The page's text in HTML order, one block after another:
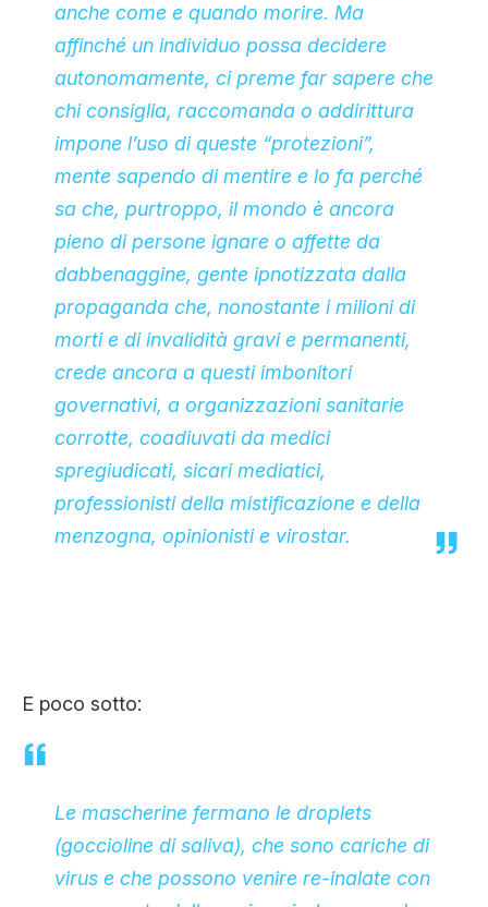
anche come e quando morire. Ma
affinché un individuo possa decidere
autonomamente, ci preme far sapere che
chi consiglia, raccomanda o addirittura
impone l’uso di queste “protezioni”,
mente sapendo di mentire e lo fa perché
sa che, purtroppo, il mondo è ancora
pieno di persone ignare o affette da
dabbenaggine, gente ipnotizzata dalla
propaganda che, nonostante i milioni di
morti e di invalidità gravi e permanenti,
crede ancora a questi imbonitori
governativi, a organizzazioni sanitarie
corrotte, coadiuvati da medici
spregiudicati, sicari mediatici,
professionisti della mistificazione e della
menzogna, opinionisti e virostar.
E poco sotto:
Le mascherine fermano le droplets
(goccioline di saliva), che sono cariche di
virus e che possono venire re-inalate con